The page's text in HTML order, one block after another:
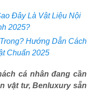
Đây Là Vật Liệu Nội
2025?
Hướng Dẫn Cách
Chuẩn 2025
cá nhân đang cần
vật tư, Benluxury sẵn